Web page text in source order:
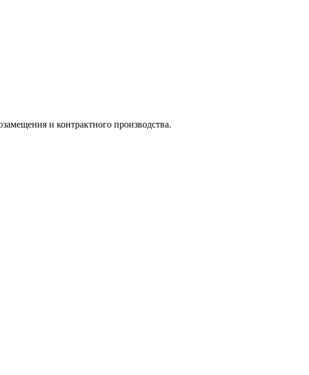
и контрактного производства.